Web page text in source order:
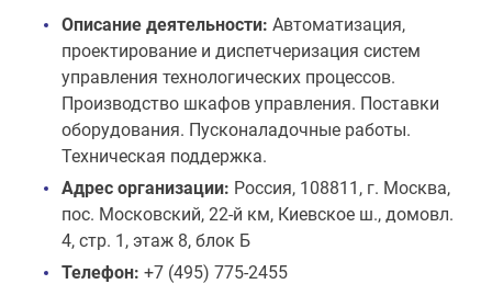
Описание деятельности: Автоматизация,
проектирование и диспетчеризация систем
управления технологических процессов.
Производство шкафов управления. Поставки
оборудования. Пусконаладочные работы.
Техническая поддержка.
Адрес организации: Россия, 108811, г. Москва,
пос. Московский, 22-й км, Киевское ш., домовл.
4, стр. 1, этаж 8, блок Б
Телефон: +7 (495) 775-2455